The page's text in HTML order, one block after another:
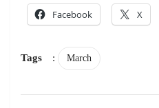
Facebook
X
Tags : March